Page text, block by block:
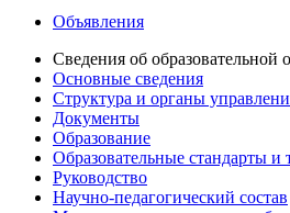
Объявления
Сведения об образовательной
Основные сведения
Структура и органы
Документы
Образование
Образовательные стандарты и
Руководство
Научно-педагогический состав